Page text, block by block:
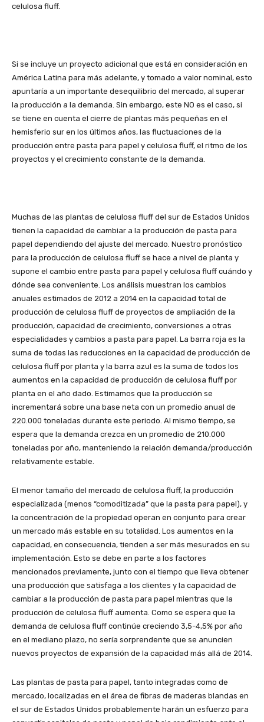
celulosa fluff.
Si se incluye un proyecto adicional que está en consideración en
América Latina para más adelante, y tomado a valor nominal, esto
apuntaría a un importante desequilibrio del mercado, al superar
la producción a la demanda. Sin embargo, este NO es el caso, si
se tiene en cuenta el cierre de plantas más pequeñas en el
hemisferio sur en los últimos años, las fluctuaciones de la
producción entre pasta para papel y celulosa fluff, el ritmo de los
proyectos y el crecimiento constante de la demanda.
Muchas de las plantas de celulosa fluff del sur de Estados Unidos
tienen la capacidad de cambiar a la producción de pasta para
papel dependiendo del ajuste del mercado. Nuestro pronóstico
para la producción de celulosa fluff se hace a nivel de planta y
supone el cambio entre pasta para papel y celulosa fluff cuándo y
dónde sea conveniente. Los análisis muestran los cambios
anuales estimados de 2012 a 2014 en la capacidad total de
producción de celulosa fluff de proyectos de ampliación de la
producción, capacidad de crecimiento, conversiones a otras
especialidades y cambios a pasta para papel. La barra roja es la
suma de todas las reducciones en la capacidad de producción de
celulosa fluff por planta y la barra azul es la suma de todos los
aumentos en la capacidad de producción de celulosa fluff por
planta en el año dado. Estimamos que la producción se
incrementará sobre una base neta con un promedio anual de
220.000 toneladas durante este periodo. Al mismo tiempo, se
espera que la demanda crezca en un promedio de 210.000
toneladas por año, manteniendo la relación demanda/producción
relativamente estable.
El menor tamaño del mercado de celulosa fluff, la producción
especializada (menos “comoditizada” que la pasta para papel), y
la concentración de la propiedad operan en conjunto para crear
un mercado más estable en su totalidad. Los aumentos en la
capacidad, en consecuencia, tienden a ser más mesurados en su
implementación. Esto se debe en parte a los factores
mencionados previamente, junto con el tiempo que lleva obtener
una producción que satisfaga a los clientes y la capacidad de
cambiar a la producción de pasta para papel mientras que la
producción de celulosa fluff aumenta. Como se espera que la
demanda de celulosa fluff continúe creciendo 3,5-4,5% por año
en el mediano plazo, no sería sorprendente que se anuncien
nuevos proyectos de expansión de la capacidad más allá de 2014.
Las plantas de pasta para papel, tanto integradas como de
mercado, localizadas en el área de fibras de maderas blandas en
el sur de Estados Unidos probablemente harán un esfuerzo para